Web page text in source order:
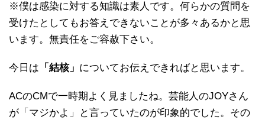
※僕は感染に対する知識は素人です。何らかの質問を
受けたとしてもお答えできないことが多々あるかと思
います。無責任をご容赦下さい。
今日は 「結核」 についてお伝えできればと思います。
ACのCMで一時期よく見ましたね。芸能人のJOYさん
が「マジかよ」と言っていたのが印象的でした。その